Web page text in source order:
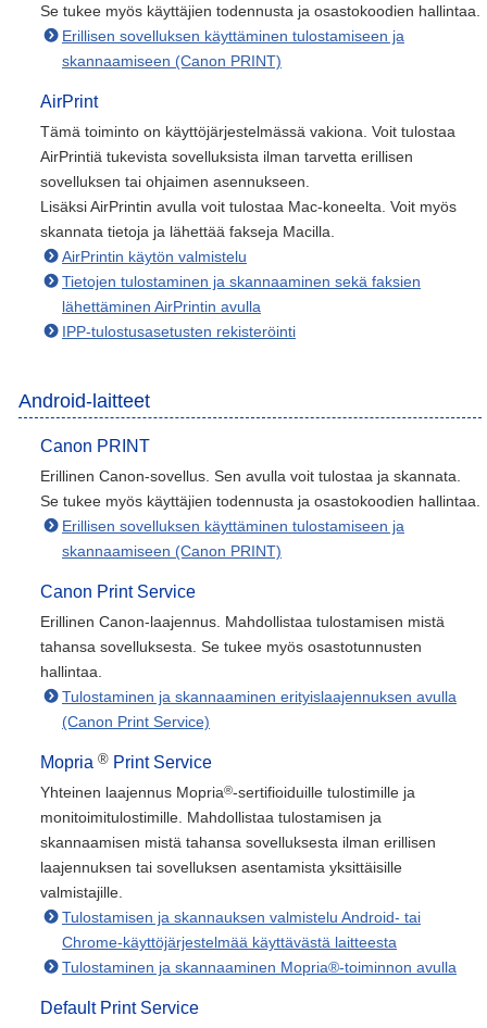
Se tukee myös käyttäjien todennusta ja osastokoodien hallintaa.
Erillisen sovelluksen käyttäminen tulostamiseen ja
skannaamiseen (Canon PRINT)
AirPrint
Tämä toiminto on käyttöjärjestelmässä vakiona. Voit tulostaa
AirPrintiä tukevista sovelluksista ilman tarvetta erillisen
sovelluksen tai ohjaimen asennukseen.
Lisäksi AirPrintin avulla voit tulostaa Mac-koneelta. Voit myös
skannata tietoja ja lähettää fakseja Macilla.
AirPrintin käytön valmistelu
Tietojen tulostaminen ja skannaaminen sekä faksien
lähettäminen AirPrintin avulla
IPP-tulostusasetusten rekisteröinti
Android-laitteet
Canon PRINT
Erillinen Canon-sovellus. Sen avulla voit tulostaa ja skannata.
Se tukee myös käyttäjien todennusta ja osastokoodien hallintaa.
Erillisen sovelluksen käyttäminen tulostamiseen ja
skannaamiseen (Canon PRINT)
Canon Print Service
Erillinen Canon-laajennus. Mahdollistaa tulostamisen mistä
tahansa sovelluksesta. Se tukee myös osastotunnusten
hallintaa.
Tulostaminen ja skannaaminen erityislaajennuksen avulla
(Canon Print Service)
Mopria ® Print Service
Yhteinen laajennus Mopria®-sertifioiduille tulostimille ja
monitoimitulostimille. Mahdollistaa tulostamisen ja
skannaamisen mistä tahansa sovelluksesta ilman erillisen
laajennuksen tai sovelluksen asentamista yksittäisille
valmistajille.
Tulostamisen ja skannauksen valmistelu Android- tai
Chrome-käyttöjärjestelmää käyttävästä laitteesta
Tulostaminen ja skannaaminen Mopria®-toiminnon avulla
Default Print Service